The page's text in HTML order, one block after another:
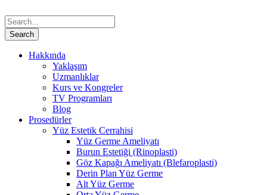
Hakkında
Yaklaşım
Uzmanlıklar
Kurs ve Kongreler
TV Programları
Blog
Prosedürler
Yüz Estetik Cerrahisi
Yüz Germe Ameliyatı
Burun Estetiği (Rinoplasti)
Göz Kapağı Ameliyatı (Blefaroplasti)
Derin Plan Yüz Germe
Alt Yüz Germe